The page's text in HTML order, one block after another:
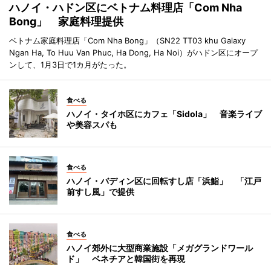
ハノイ・ハドン区にベトナム料理店「Com Nha
Bong」 家庭料理提供
ベトナム家庭料理店「Com Nha Bong」（SN22 TT03 khu Galaxy
Ngan Ha, To Huu Van Phuc, Ha Dong, Ha Noi）がハドン区にオープ
ンして、1月3日で1カ月がたった。
食べる
ハノイ・タイホ区にカフェ「Sidola」 音楽ライブ
や美容スパも
食べる
ハノイ・バディン区に回転すし店「浜鮨」 「江戸
前すし風」で提供
食べる
ハノイ郊外に大型商業施設「メガグランドワール
ド」 ベネチアと韓国街を再現